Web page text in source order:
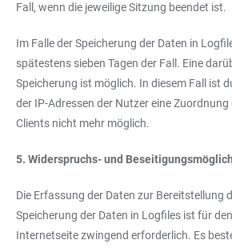
Fall, wenn die jeweilige Sitzung beendet ist.
Im Falle der Speicherung der Daten in
spätestens sieben Tagen der Fall. Eine
Speicherung ist möglich. In diesem Fall ist
der IP-Adressen der Nutzer eine
Clients nicht mehr möglich.
5. Widerspruchs- und
Die Erfassung der Daten zur Bereitstellung
Speicherung der Daten in Logfiles ist für
Internetseite zwingend erforderlich. Es